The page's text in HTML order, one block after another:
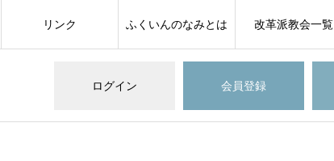
ログイン 会員登録
リンク ふくいんのなみとは 改革派教会一覧